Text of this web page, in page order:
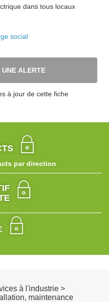
dans tous locaux
social
UNE ALERTE
à jour de cette fiche
par direction
à l'industrie >
maintenance